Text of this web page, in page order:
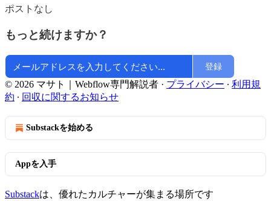
ポストなし
もっと続けますか？
登録
© 2026 マサト｜Webflow専門解説者 · プライバシー ∙ 利用規
約 ∙ 回収に関するお知らせ
Substackを始める
Appを入手
Substackは、優れたカルチャーが集まる場所です